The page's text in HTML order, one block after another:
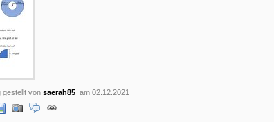
gestellt von saerah85 am 02.12.2021